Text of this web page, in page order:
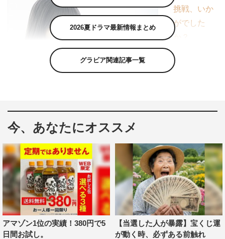
挑戦、いか
がでした
か？
初主演とい
も、皆さんにアドバイスを頂いて不安がだんだんなくなっ
ていって。伝えるべきことをしっかり伝えられる芝居がで
きたんじゃないかなって思います。
でも、私が演じたみどりって本当に複雑で…。あまりにも
自分と似ていないところが多かったので、役作りとしては
私と似ているところから探しだしました。最後まで分から
なかった、日本人ではない新しいお母さんと一緒に暮らす
気持ちは、監督さんやマネージャーさんに聞いたりしまし
2026夏ドラマ最新情報まとめ
グラビア関連記事一覧
今、あなたにオススメ
アマゾン1位の実績！380円で5
日間お試し。
【当選した人が暴露】宝くじ運
が動く時、必ずある前触れ